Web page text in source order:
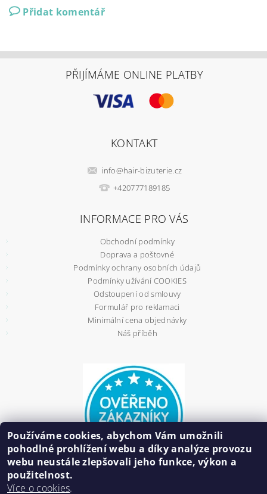
Přidat komentář
PŘIJÍMÁME ONLINE PLATBY
KONTAKT
info@hair-bizuterie.cz
+420777189185
INFORMACE PRO VÁS
Obchodní podmínky
Doprava a poštovné
Podmínky ochrany osobních údajů
Podmínky užívání COOKIES
Odstoupení od smlouvy
Formulář pro reklamaci
Minimální cena objednávky
Náš příběh
Používáme cookies, abychom Vám umožnili
pohodlné prohlížení webu a díky analýze provozu
webu neustále zlepšovali jeho funkce, výkon a
použitelnost.
Více o cookies.